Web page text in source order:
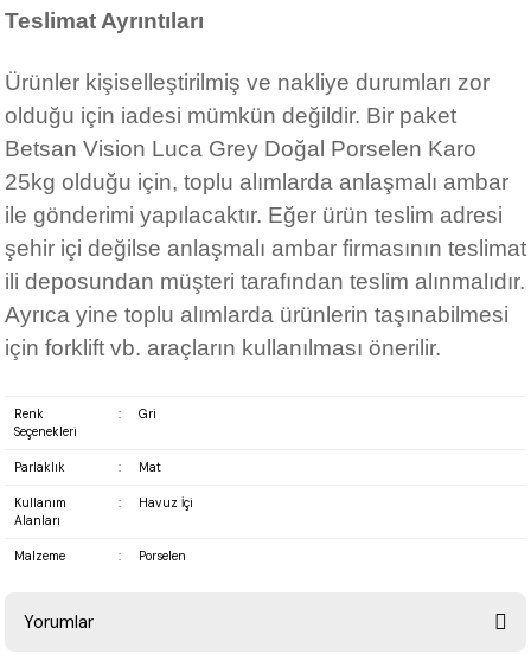
Teslimat Ayrıntıları
Ürünler kişiselleştirilmiş ve nakliye durumları zor
olduğu için iadesi mümkün değildir. Bir paket
Betsan Vision Luca Grey Doğal Porselen Karo
25kg olduğu için, toplu alımlarda anlaşmalı ambar
ile gönderimi yapılacaktır. Eğer ürün teslim adresi
şehir içi değilse anlaşmalı ambar firmasının teslimat
ili deposundan müşteri tarafından teslim alınmalıdır.
Ayrıca yine toplu alımlarda ürünlerin taşınabilmesi
için forklift vb. araçların kullanılması önerilir.
Renk
Seçenekleri
: Gri
Parlaklık : Mat
Kullanım
Alanları
: Havuz İçi
Malzeme : Porselen
Yorumlar